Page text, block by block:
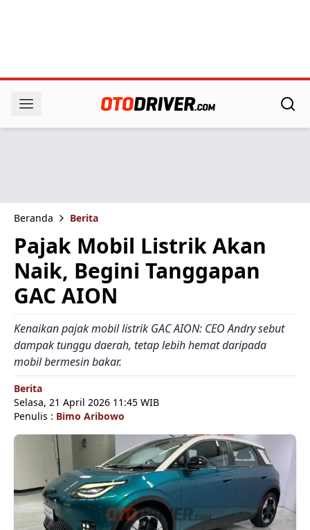
Beranda Berita
Pajak Mobil Listrik Akan
Naik, Begini Tanggapan
GAC AION
Kenaikan pajak mobil listrik GAC AION: CEO Andry sebut
dampak tunggu daerah, tetap lebih hemat daripada
mobil bermesin bakar.
Berita
Selasa, 21 April 2026 11:45 WIB
Penulis : Bimo Aribowo